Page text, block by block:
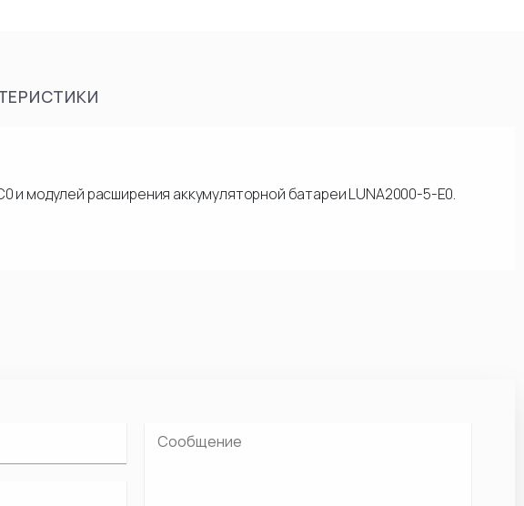
и модулей расширения аккумуляторной батареи LUNA2000-5-E0.